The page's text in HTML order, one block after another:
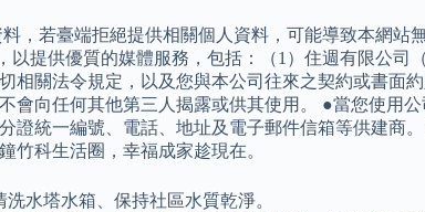
，若臺端拒絕提供相關個人資料，可能導致本網
提供優質的媒體服務，包括：（1）住週有限公
關法令規定，以及您與本公司往來之契約或書面
向任何其他第三人揭露或供其使用。 ●當您使用
統一編號、電話、地址及電子郵件信箱等供建商
竹科生活圈，幸福成家趁現在。
水塔水箱、保持社區水質乾淨。